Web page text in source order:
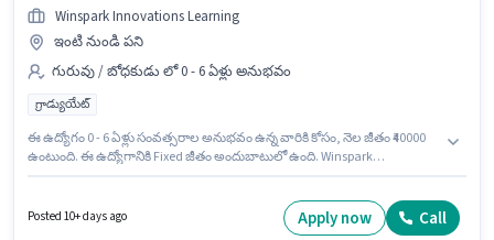
Winspark Innovations Learning
ఇంటి నుండి పని
గురువు / బోధకుడు లో 0 - 6 ఏళ్లు అనుభవం
గ్రాడ్యుయేట్
ఈ ఉద్యోగం 0 - 6 ఏళ్లు సంవత్సరాల అనుభవం ఉన్న వారికి కోసం, నెల జీతం ₹40000
ఉంటుంది. ఈ ఉద్యోగానికి Fixed జీతం అందుబాటులో ఉంది. Winspark
మలాడ్ (ఈస్ట్), ముంబై లో ఉంది.
Posted 10+ days ago Apply now Call